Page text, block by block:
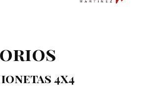
4x4